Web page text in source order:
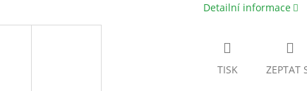
Detailní informace
TISK ZEPTAT